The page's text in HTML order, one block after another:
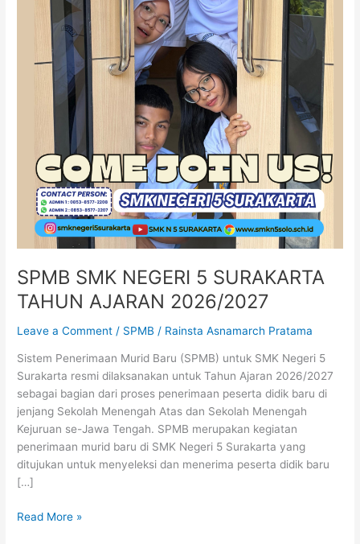
SPMB SMK NEGERI 5 SURAKARTA
TAHUN AJARAN 2026/2027
Leave a Comment / SPMB / Rainsta Asnamarch Pratama
Sistem Penerimaan Murid Baru (SPMB) untuk SMK Negeri 5
Surakarta resmi dilaksanakan untuk Tahun Ajaran 2026/2027
sebagai bagian dari proses penerimaan peserta didik baru di
jenjang Sekolah Menengah Atas dan Sekolah Menengah
Kejuruan se-Jawa Tengah. SPMB merupakan kegiatan
penerimaan murid baru di SMK Negeri 5 Surakarta yang
ditujukan untuk menyeleksi dan menerima peserta didik baru
[…]
Read More »